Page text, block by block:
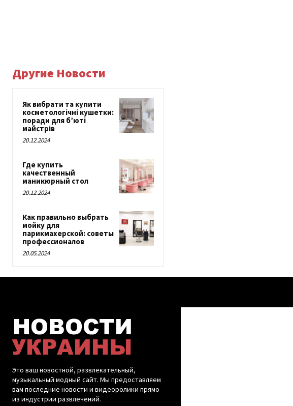
Другие Новости
Як вибрати та купити
косметологічні кушетки:
поради для б’юті
майстрів
20.12.2024
Где купить
качественный
маникюрный стол
20.12.2024
Как правильно выбрать
мойку для
парикмахерской: советы
профессионалов
20.05.2024
Это ваш новостной, развлекательный,
музыкальный модный сайт. Мы предоставляем
вам последние новости и видеоролики прямо
из индустрии развлечений.